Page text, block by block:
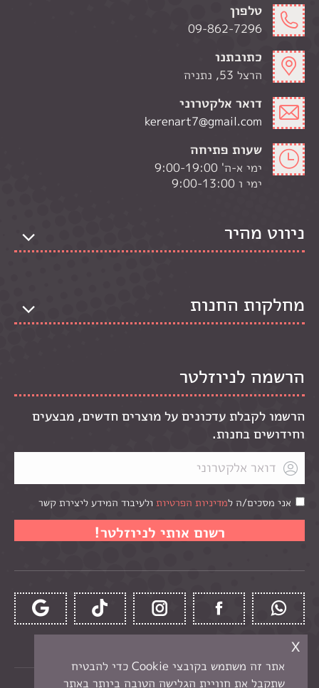
טלפון
09-862-7296
כתובתנו
הרצל 53, נתניה
דואר אלקטרוני
kerenart7@gmail.com
שעות פתיחה
ימי א-ה' 9:00-19:00
ימי ו 9:00-13:00
ניווט מהיר
מחלקות החנות
הרשמה לניוזלטר
הרשמו לקבלת עדכונים על מוצרים חדשים, מבצעים
וחידושים בחנות.
אני מסכים/ה למדיניות הפרטיות ולעיבוד המידע ליצירת קשר
כל הזכויות שמורות לקרן -חנות יצירה בנתניה
אתר זה משתמש בקובצי Cookie כדי להבטיח
שתקבל את חוויית הגלישה הטובה ביותר באתר
x